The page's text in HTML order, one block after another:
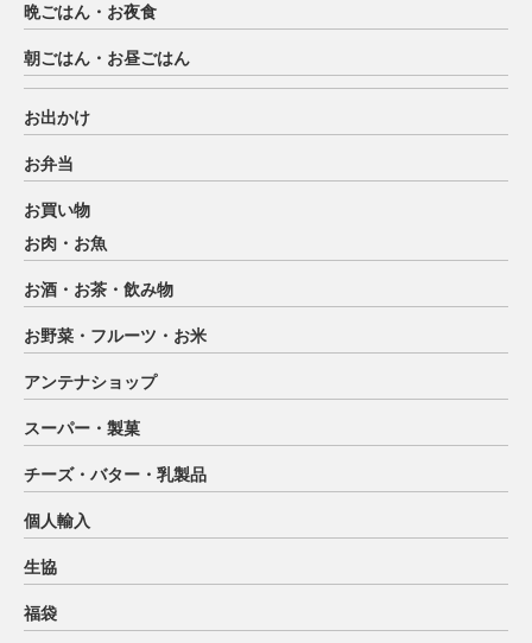
晩ごはん・お夜食
朝ごはん・お昼ごはん
お出かけ
お弁当
お買い物
お肉・お魚
お酒・お茶・飲み物
お野菜・フルーツ・お米
アンテナショップ
スーパー・製菓
チーズ・バター・乳製品
個人輸入
生協
福袋